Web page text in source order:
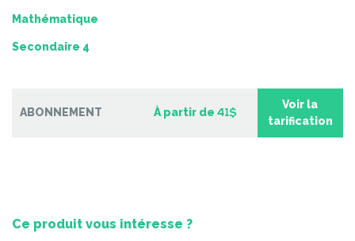
Mathématique
Secondaire 4
ABONNEMENT À partir de 41$
Voir la
tarification
Ce produit vous intéresse ?